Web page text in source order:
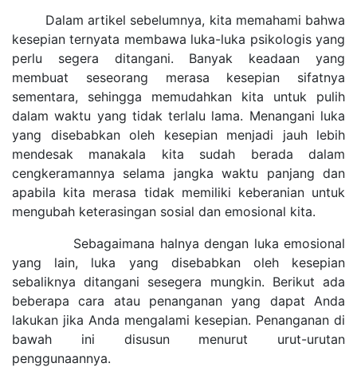
Dalam artikel sebelumnya, kita memahami bahwa
kesepian ternyata membawa luka-luka psikologis yang
perlu segera ditangani. Banyak keadaan yang
membuat seseorang merasa kesepian sifatnya
sementara, sehingga memudahkan kita untuk pulih
dalam waktu yang tidak terlalu lama. Menangani luka
yang disebabkan oleh kesepian menjadi jauh lebih
mendesak manakala kita sudah berada dalam
cengkeramannya selama jangka waktu panjang dan
apabila kita merasa tidak memiliki keberanian untuk
mengubah keterasingan sosial dan emosional kita.
Sebagaimana halnya dengan luka emosional
yang lain, luka yang disebabkan oleh kesepian
sebaliknya ditangani sesegera mungkin. Berikut ada
beberapa cara atau penanganan yang dapat Anda
lakukan jika Anda mengalami kesepian. Penanganan di
bawah ini disusun menurut urut-urutan
penggunaannya.